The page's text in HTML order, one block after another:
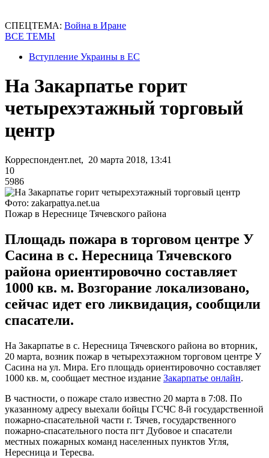
СПЕЦТЕМА: Война в Иране
ВСЕ ТЕМЫ
Вступление Украины в ЕС
На Закарпатье горит
четырехэтажный торговый
центр
Корреспондент.net, 20 марта 2018, 13:41
10
5986
Фото: zakarpattya.net.ua
Пожар в Нереснице Тячевского района
Площадь пожара в торговом центре У
Сасина в с. Нересница Тячевского
района ориентировочно составляет
1000 кв. м. Возгорание локализовано,
сейчас идет его ликвидация, сообщили
спасатели.
На Закарпатье в с. Нересница Тячевского района во вторник,
20 марта, возник пожар в четырехэтажном торговом центре У
Сасина на ул. Мира. Его площадь ориентировочно составляет
1000 кв. м, сообщает местное издание Закарпатье онлайн.
В частности, о пожаре стало известно 20 марта в 7:08. По
указанному адресу выехали бойцы ГСЧС 8-й государственной
пожарно-спасательной части г. Тячев, государственного
пожарно-спасательного поста пгт Дубовое и спасатели
местных пожарных команд населенных пунктов Угля,
Нересница и Тересва.